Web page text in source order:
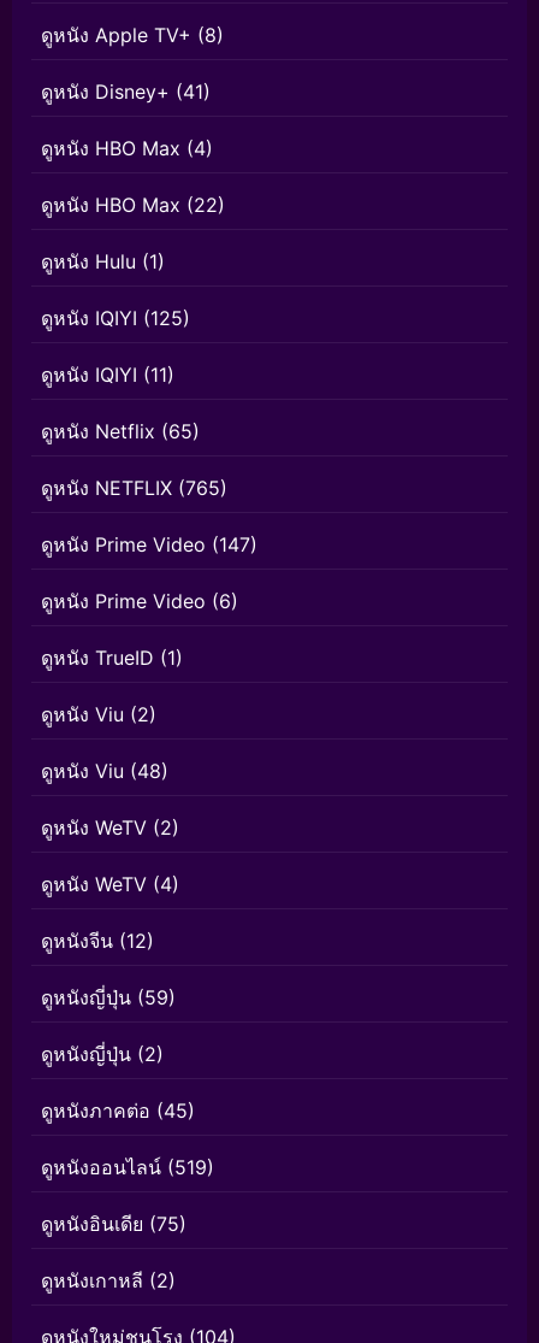
ดูหนัง Apple TV+ (8)
ดูหนัง Disney+ (41)
ดูหนัง HBO Max (4)
ดูหนัง HBO Max (22)
ดูหนัง Hulu (1)
ดูหนัง IQIYI (125)
ดูหนัง IQIYI (11)
ดูหนัง Netflix (65)
ดูหนัง NETFLIX (765)
ดูหนัง Prime Video (147)
ดูหนัง Prime Video (6)
ดูหนัง TrueID (1)
ดูหนัง Viu (2)
ดูหนัง Viu (48)
ดูหนัง WeTV (2)
ดูหนัง WeTV (4)
ดูหนังจีน (12)
ดูหนังญี่ปุ่น (59)
ดูหนังญี่ปุ่น (2)
ดูหนังภาคต่อ (45)
ดูหนังออนไลน์ (519)
ดูหนังอินเดีย (75)
ดูหนังเกาหลี (2)
ดูหนังใหม่ชนโรง (104)